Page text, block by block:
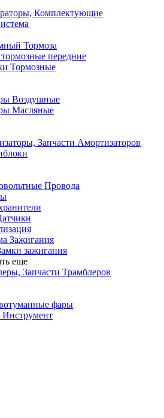
Комплектующие
Тормоза
передние
Тормозные
Воздушные
Масляные
Запчасти Амортизаторов
Провода
Зажигания
зажигания
еще
Запчасти Трамблеров
фары
Инструмент